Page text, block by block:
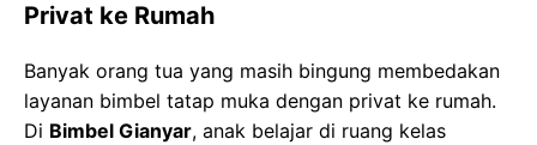
Privat ke Rumah
Banyak orang tua yang masih bingung membedakan
layanan bimbel tatap muka dengan privat ke rumah.
Di Bimbel Gianyar, anak belajar di ruang kelas